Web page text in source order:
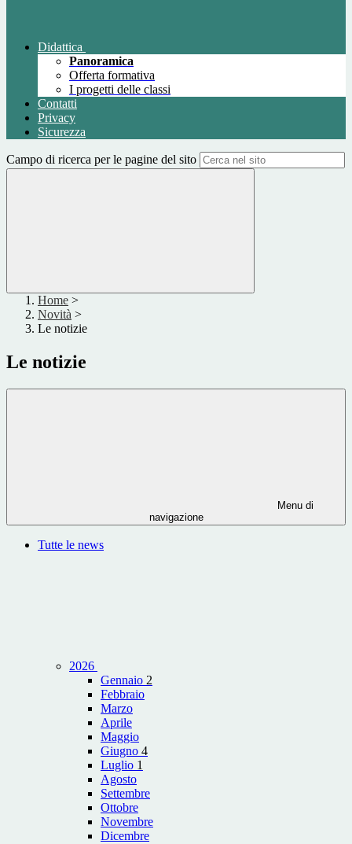
Didattica
Panoramica
Offerta formativa
I progetti delle classi
Contatti
Privacy
Sicurezza
Campo di ricerca per le pagine del sito
Home >
Novità >
Le notizie
Le notizie
Menu di
navigazione
Tutte le news
2026
Gennaio 2
Febbraio
Marzo
Aprile
Maggio
Giugno 4
Luglio 1
Agosto
Settembre
Ottobre
Novembre
Dicembre